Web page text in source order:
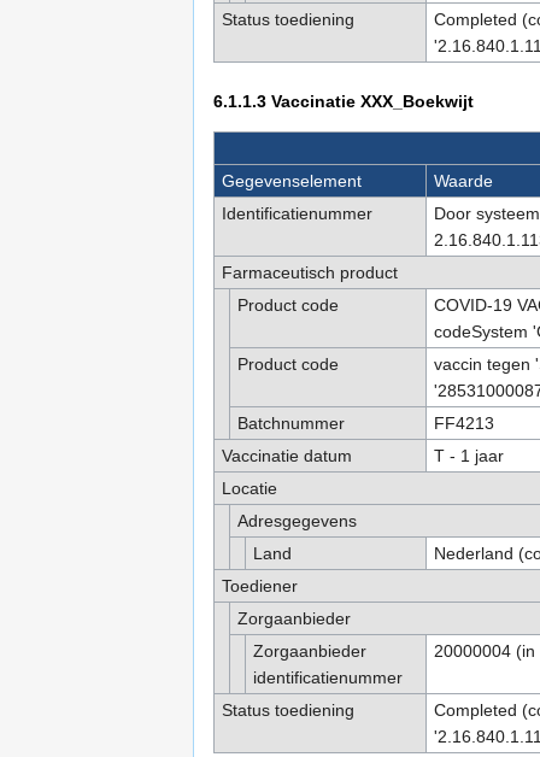
Status toediening
Completed
6.1.1.3 Vaccinatie XXX_Boekwijt
Gegevenselement
Waarde
Identificatienummer
Door
Farmaceutisch product
Product code
COVID-19
codeSystem '
Product code
vaccin tegen
Batchnummer
FF4213
Vaccinatie datum
T - 1 jaar
Locatie
Adresgegevens
Land
Nederland
Toediener
Zorgaanbieder
Zorgaanbieder
identificatienummer
20000004
Status toediening
Completed